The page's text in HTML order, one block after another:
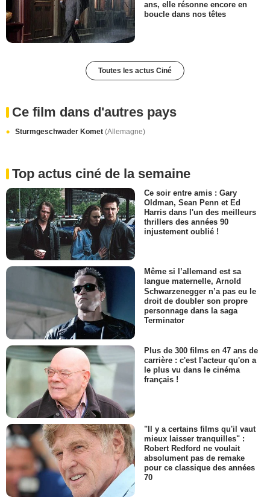
ans, elle résonne encore en
boucle dans nos têtes
Toutes les actus Ciné
Ce film dans d'autres pays
Sturmgeschwader Komet (Allemagne)
Top actus ciné de la semaine
Ce soir entre amis : Gary
Oldman, Sean Penn et Ed
Harris dans l'un des meilleurs
thrillers des années 90
injustement oublié !
Même si l’allemand est sa
langue maternelle, Arnold
Schwarzenegger n’a pas eu le
droit de doubler son propre
personnage dans la saga
Terminator
Plus de 300 films en 47 ans de
carrière : c'est l'acteur qu'on a
le plus vu dans le cinéma
français !
"Il y a certains films qu'il vaut
mieux laisser tranquilles" :
Robert Redford ne voulait
absolument pas de remake
pour ce classique des années
70